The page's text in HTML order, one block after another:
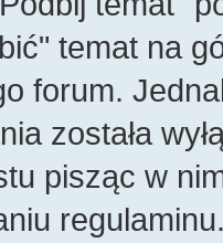
temat na
forum.
została
pisząc w